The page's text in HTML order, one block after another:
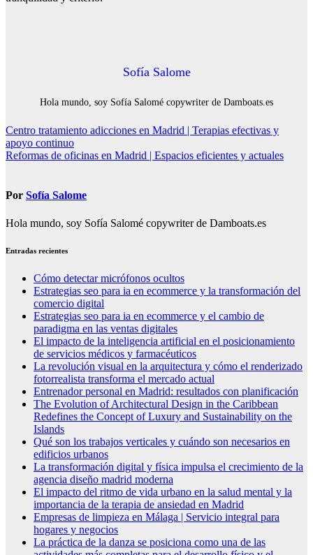
Sofía Salome
Hola mundo, soy Sofía Salomé copywriter de Damboats.es
Navegación
de
Centro tratamiento adicciones en Madrid | Terapias efectivas y
apoyo continuo
Reformas de oficinas en Madrid | Espacios eficientes y actuales
Por Sofía Salome
Hola mundo, soy Sofía Salomé copywriter de Damboats.es
Entradas recientes
Cómo detectar micrófonos ocultos
Estrategias seo para ia en ecommerce y la transformación del
comercio digital
Estrategias seo para ia en ecommerce y el cambio de
paradigma en las ventas digitales
El impacto de la inteligencia artificial en el posicionamiento
de servicios médicos y farmacéuticos
La revolución visual en la arquitectura y cómo el renderizado
fotorrealista transforma el mercado actual
Entrenador personal en Madrid: resultados con planificación
The Evolution of Architectural Design in the Caribbean
Redefines the Concept of Luxury and Sustainability on the
Islands
Qué son los trabajos verticales y cuándo son necesarios en
edificios urbanos
La transformación digital y física impulsa el crecimiento de la
agencia diseño madrid moderna
El impacto del ritmo de vida urbano en la salud mental y la
importancia de la terapia de ansiedad en Madrid
Empresas de limpieza en Málaga | Servicio integral para
hogares y negocios
La práctica de la danza se posiciona como una de las